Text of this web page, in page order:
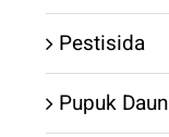
Pestisida
Pupuk Daun